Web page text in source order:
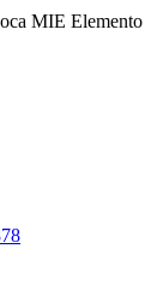
MIE Elemento